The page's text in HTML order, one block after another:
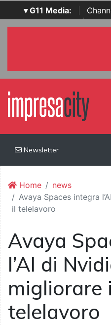
▾ G11 Media:
SecurityOpenLab |
Newsletter
Home
news
Avaya Spaces integra
il telelavoro
Avaya
l’AI di
migliorare
telelavoro